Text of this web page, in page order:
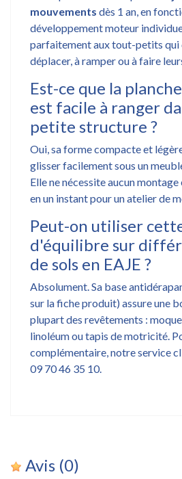
mouvements dès 1 an, en
développement moteur
parfaitement aux tout-petits qui
déplacer, à ramper ou à faire
Est-ce que la
est facile à ranger
petite structure ?
Oui, sa forme compacte et
glisser facilement sous un
Elle ne nécessite aucun
en un instant pour un atelier de
Peut-on utiliser
d'équilibre sur
de sols en EAJE ?
Absolument. Sa base
sur la fiche produit) assure une
plupart des revêtements :
linoléum ou tapis de motricité.
complémentaire, notre service
09 70 46 35 10.
Avis (0)